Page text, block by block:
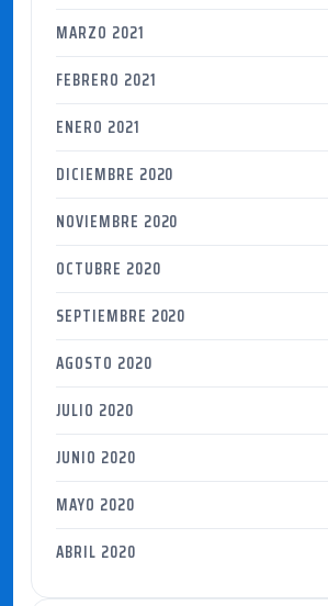
MARZO 2021
FEBRERO 2021
ENERO 2021
DICIEMBRE 2020
NOVIEMBRE 2020
OCTUBRE 2020
SEPTIEMBRE 2020
AGOSTO 2020
JULIO 2020
JUNIO 2020
MAYO 2020
ABRIL 2020